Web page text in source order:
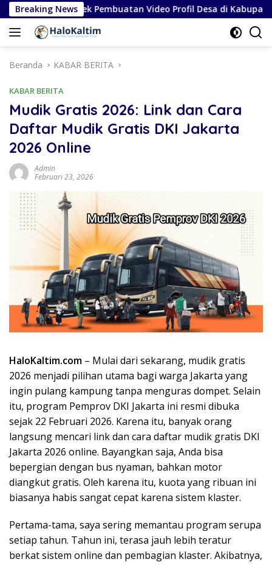
Langsung
ke
konten
Breaking News
Proyek Pembuatan Video Profil Desa di Kabupaten Karo
Beranda KABAR BERITA
KABAR BERITA
Mudik Gratis 2026: Link dan Cara
Daftar Mudik Gratis DKI Jakarta
2026 Online
Admin
Februari 23, 2026
HaloKaltim.com – Mulai dari sekarang, mudik gratis
2026 menjadi pilihan utama bagi warga Jakarta yang
ingin pulang kampung tanpa menguras dompet. Selain
itu, program Pemprov DKI Jakarta ini resmi dibuka
sejak 22 Februari 2026. Karena itu, banyak orang
langsung mencari link dan cara daftar mudik gratis DKI
Jakarta 2026 online. Bayangkan saja, Anda bisa
bepergian dengan bus nyaman, bahkan motor
diangkut gratis. Oleh karena itu, kuota yang ribuan ini
biasanya habis sangat cepat karena sistem klaster.
Pertama-tama, saya sering memantau program serupa
setiap tahun. Tahun ini, terasa jauh lebih teratur
berkat sistem online dan pembagian klaster. Akibatnya,